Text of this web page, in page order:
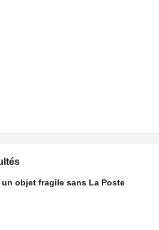
un objet fragile sans La Poste